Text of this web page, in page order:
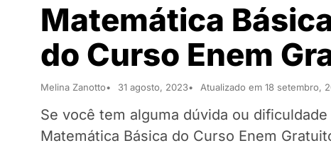
Matemática
do Curso Enem
Melina Zanotto 31 agosto, 2023 Atualizado em 18 setembro,
Se você tem alguma dúvida ou
Matemática Básica do Curso Enem